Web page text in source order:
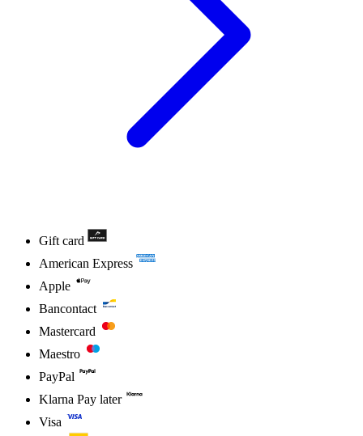
Gift card
American Express
Apple
Bancontact
Mastercard
Maestro
PayPal
Klarna Pay later
Visa